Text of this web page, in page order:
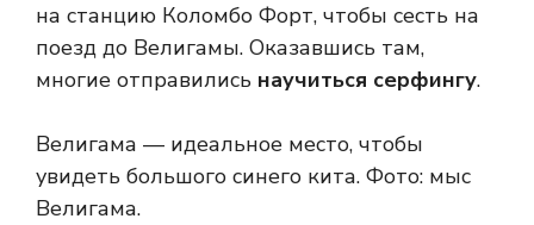
на станцию ​​Коломбо Форт, чтобы сесть на
поезд до Велигамы. Оказавшись там,
многие отправились научиться серфингу.
Велигама — идеальное место, чтобы
увидеть большого синего кита. Фото: мыс
Велигама.